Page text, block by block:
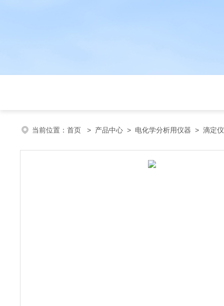
当前位置： 首页 > 产品中心 > 电化学分析用仪器 > 滴定仪